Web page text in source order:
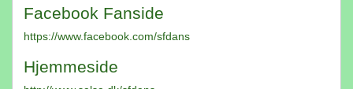
Facebook Fanside
https://www.facebook.com/sfdans
Hjemmeside